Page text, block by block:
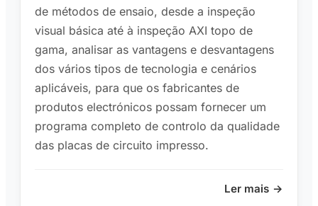
de métodos de ensaio, desde a inspeção
visual básica até à inspeção AXI topo de
gama, analisar as vantagens e desvantagens
dos vários tipos de tecnologia e cenários
aplicáveis, para que os fabricantes de
produtos electrónicos possam fornecer um
programa completo de controlo da qualidade
das placas de circuito impresso.
Ler mais